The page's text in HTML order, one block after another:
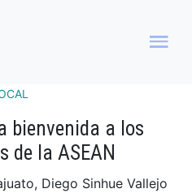
bienvenida a los
de la ASEAN
Diego Sinhue Vallejo